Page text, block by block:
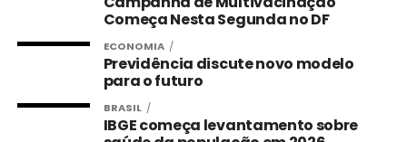
Começa Nesta Segunda no DF
ECONOMIA
Previdência discute novo modelo
para o futuro
BRASIL
IBGE começa levantamento sobre